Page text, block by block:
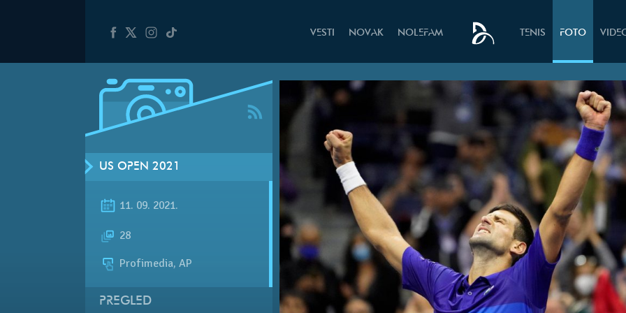
VESTI NOVAK NOLEFAM TENIS FOTO
US OPEN 2021
11. 09. 2021.
28
Profimedia, AP
PREGLED